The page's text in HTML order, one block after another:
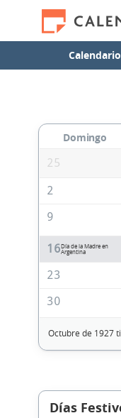
Domingo
25
2
9
16Día de la Madre en
Argentina
23
30
Octubre de 1927
Días